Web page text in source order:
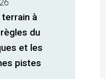
à
du
et les
pistes